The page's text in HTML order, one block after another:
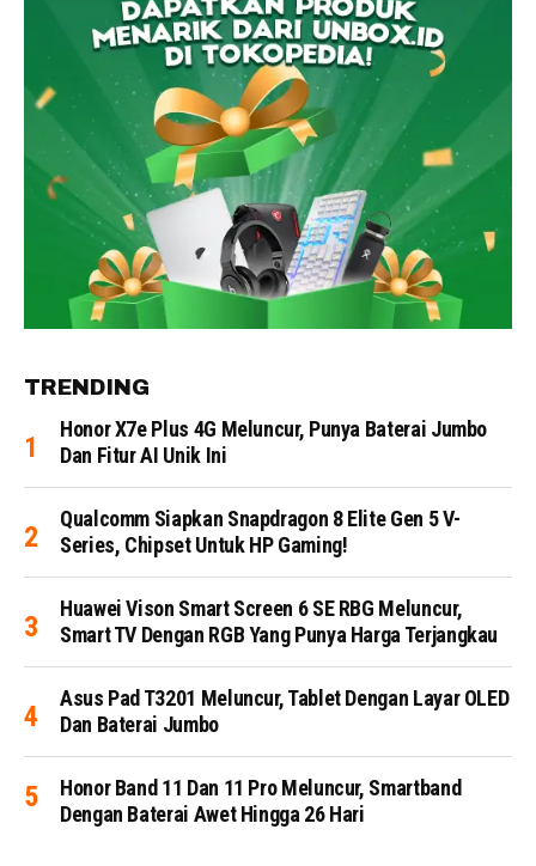
TRENDING
Honor X7e Plus 4G Meluncur, Punya Baterai Jumbo
Dan Fitur AI Unik Ini
Qualcomm Siapkan Snapdragon 8 Elite Gen 5 V-
Series, Chipset Untuk HP Gaming!
Huawei Vison Smart Screen 6 SE RBG Meluncur,
Smart TV Dengan RGB Yang Punya Harga Terjangkau
Asus Pad T3201 Meluncur, Tablet Dengan Layar OLED
Dan Baterai Jumbo
Honor Band 11 Dan 11 Pro Meluncur, Smartband
Dengan Baterai Awet Hingga 26 Hari